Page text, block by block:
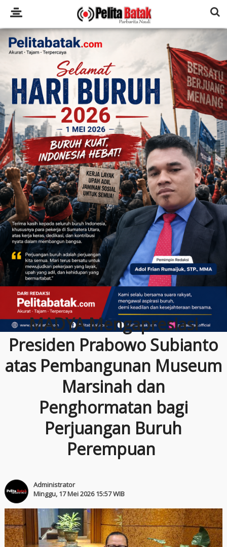
MADYA Mengapresiasi
Presiden Prabowo Subianto
atas Pembangunan Museum
Marsinah dan
Penghormatan bagi
Perjuangan Buruh
Perempuan ‎
Administrator
Minggu, 17 Mei 2026 15:57 WIB